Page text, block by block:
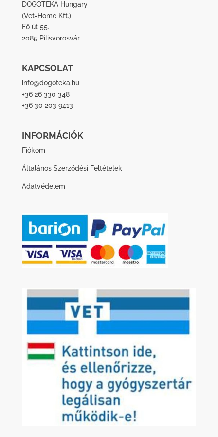
DOGOTEKA Hungary
(Vet-Home Kft.)
Fő út 55.
2085 Pilisvörösvár
KAPCSOLAT
info@dogoteka.hu
+36 26 330 348
+36 30 203 9413
INFORMÁCIÓK
Fiókom
Általános Szerződési Feltételek
Adatvédelem